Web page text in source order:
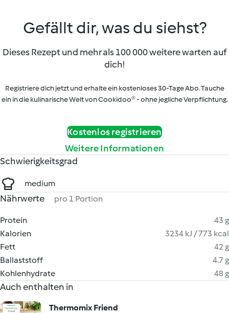
Gefällt dir, was du siehst?
Dieses Rezept und mehr als 100 000 weitere warten auf
dich!
Registriere dich jetzt und erhalte ein kostenloses 30-Tage Abo. Tauche
ein in die kulinarische Welt von Cookidoo® - ohne jegliche Verpflichtung.
Kostenlos registrieren
Weitere Informationen
Schwierigkeitsgrad
medium
Nährwerte pro 1 Portion
Protein
43 g
Kalorien
3234 kJ / 773 kcal
Fett
42 g
Ballaststoff
4.7 g
Kohlenhydrate
48 g
Auch enthalten in
Thermomix Friend